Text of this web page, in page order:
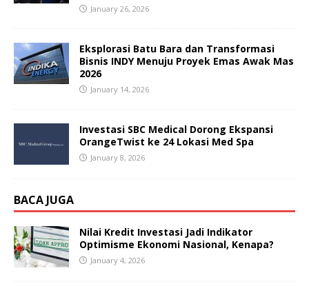
January 26, 2026
Eksplorasi Batu Bara dan Transformasi
Bisnis INDY Menuju Proyek Emas Awak Mas
2026
January 14, 2026
Investasi SBC Medical Dorong Ekspansi
OrangeTwist ke 24 Lokasi Med Spa
January 8, 2026
BACA JUGA
Nilai Kredit Investasi Jadi Indikator
Optimisme Ekonomi Nasional, Kenapa?
January 4, 2026